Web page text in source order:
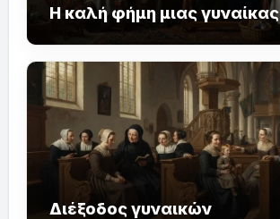
Η καλή φήμη μιας γυναίκας
Διέξοδος γυναικών